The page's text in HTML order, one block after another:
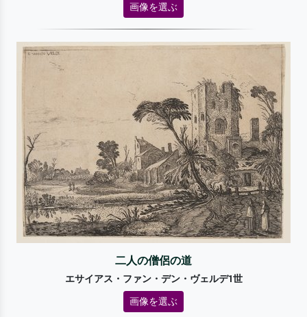
画像を選ぶ
二人の僧侶の道
エサイアス・ファン・デン・ヴェルデ1世
画像を選ぶ